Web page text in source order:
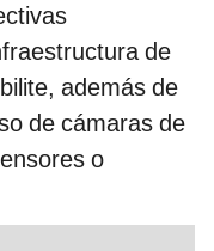
de
además de
de cámaras de
o